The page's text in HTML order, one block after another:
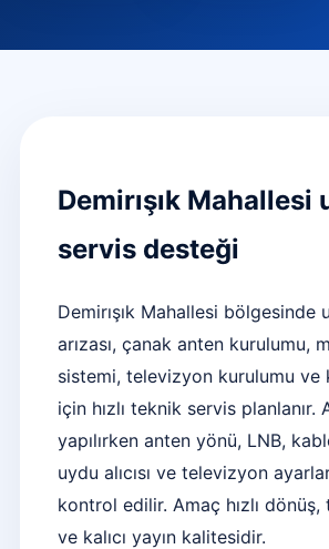
Demirışık Mahallesi
servis desteği
Demirışık Mahallesi bölgesinde
arızası, çanak anten kurulumu,
sistemi, televizyon kurulumu ve
için hızlı teknik servis planlanır.
yapılırken anten yönü, LNB,
uydu alıcısı ve televizyon
kontrol edilir. Amaç hızlı
ve kalıcı yayın kalitesidir.